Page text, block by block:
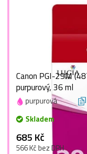
Canon PGI-29M
purpurový, 36 ml
purpurová
Skladem
685 Kč
566 Kč bez DPH